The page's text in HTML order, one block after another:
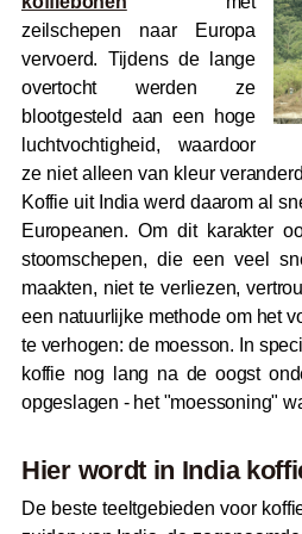
zeilschepen naar Europa
vervoerd. Tijdens de lange
overtocht werden ze
blootgesteld aan een hoge
luchtvochtigheid, waardoor
ze niet alleen van kleur
Koffie uit India werd daarom al
Europeanen. Om dit karakter
stoomschepen, die een veel
maakten, niet te verliezen,
een natuurlijke methode om het
te verhogen: de moesson. In
koffie nog lang na de oogst
opgeslagen - het "moessoning"
Hier wordt in India
De beste teeltgebieden voor